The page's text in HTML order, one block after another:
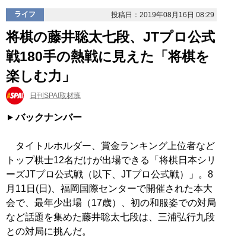
ライフ 投稿日：2019年08月16日 08:29
将棋の藤井聡太七段、JTプロ公式
戦180手の熱戦に見えた「将棋を
楽しむ力」
日刊SPA!取材班
バックナンバー
タイトルホルダー、賞金ランキング上位者など
トップ棋士12名だけが出場できる「将棋日本シリ
ーズJTプロ公式戦（以下、JTプロ公式戦）」。8
月11日(日)、福岡国際センターで開催された本大
会で、最年少出場（17歳）、初の和服姿での対局
など話題を集めた藤井聡太七段は、三浦弘行九段
との対局に挑んだ。